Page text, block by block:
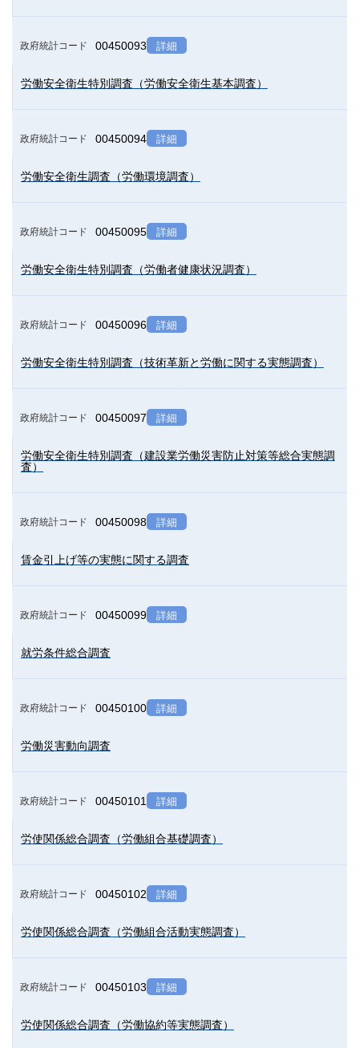
政府統計コード 00450093 詳細
労働安全衛生特別調査（労働安全衛生基本調査）
政府統計コード 00450094 詳細
労働安全衛生調査（労働環境調査）
政府統計コード 00450095 詳細
労働安全衛生特別調査（労働者健康状況調査）
政府統計コード 00450096 詳細
労働安全衛生特別調査（技術革新と労働に関する実態調査）
政府統計コード 00450097 詳細
労働安全衛生特別調査（建設業労働災害防止対策等総合実態調
査）
政府統計コード 00450098 詳細
賃金引上げ等の実態に関する調査
政府統計コード 00450099 詳細
就労条件総合調査
政府統計コード 00450100 詳細
労働災害動向調査
政府統計コード 00450101 詳細
労使関係総合調査（労働組合基礎調査）
政府統計コード 00450102 詳細
労使関係総合調査（労働組合活動実態調査）
政府統計コード 00450103 詳細
労使関係総合調査（労働協約等実態調査）